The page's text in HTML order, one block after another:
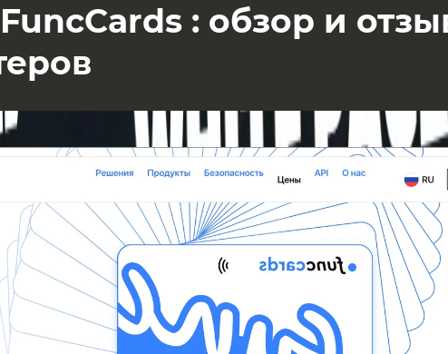
: обзор и